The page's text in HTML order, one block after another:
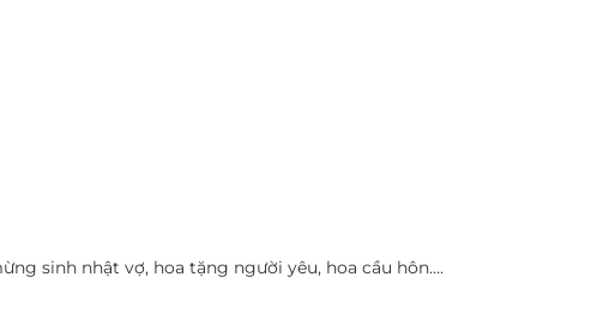
sinh nhật vợ, hoa tặng người yêu, hoa cầu hôn….